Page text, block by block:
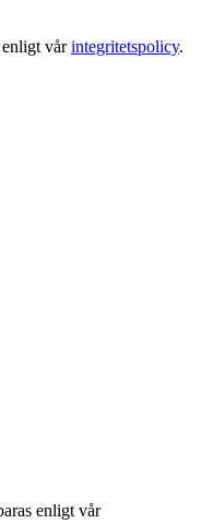
enligt vårintegritetspolicy.
enligt vår